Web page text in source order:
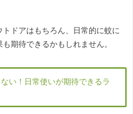
ドアはもちろん、日常的に蚊に
期待できるかもしれません。
い！日常使いが期待できるラ